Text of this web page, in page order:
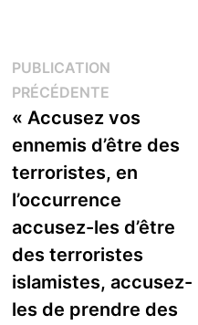
Navigation
de
l’article
PUBLICATION
PRÉCÉDENTEPublication
précédente :
« Accusez vos
ennemis d’être des
terroristes, en
l’occurrence
accusez-les d’être
des terroristes
islamistes, accusez-
les de prendre des